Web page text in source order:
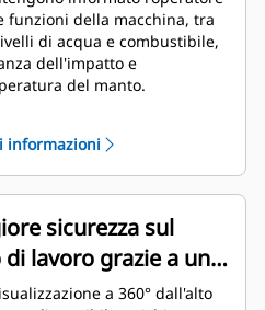
funzioni della macchina, tra
di acqua e combustibile,
dell'impatto e
del manto.
e di ottima visibilità
con facilità il sistema
il sistema di irrorazione
e lo scostamento del
a richiesta con il
di propulsione
informazioni
sicurezza sul
lavoro grazie a una
visibilitàa 360° dall'alto